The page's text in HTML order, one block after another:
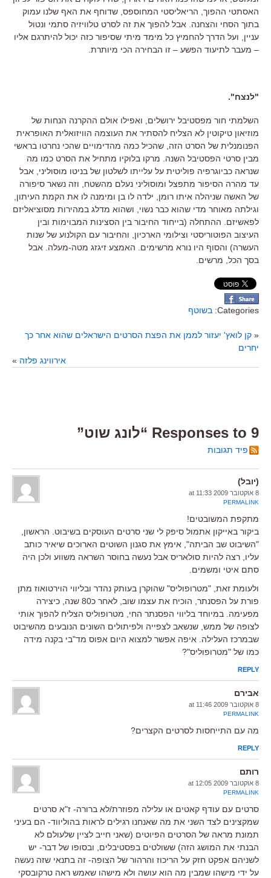
האסתטי ההפוך, הריאליסטי המחוספס, שדוחף את האף שלנו עמוק
בתוך הסחי והצחנה. אבל להפוך את זה לסרט טלוויזיה סתמי ונטול
עניין, ועל הדרך להחמיץ כל מימד מיתי שסיפור כזה יכול להיתרגם אליו
– מעבר לתיעוד הפשע – זו הבחירה הכי מיותרת.
"לנצח".
השלמתי חור מפסטיבל ירושלים, ואפילו אולם ההקרנה הנחות של
מוזיאון טיקוטין לא הצליח להסתיר את העוצמה הוויזואלית האופראית
הפנומנלית של הסרט הזה, שהכיל כמה מהדימויים שהכי נחרטו בראשי
מבין סרטי הפסטיבל השנה. מרקו בלוקיו מתחיל את הסרט כמו מה
שנראה כביוגרפיה פוליטית על עלייתו לשלטון של בניטו מוסוליני, אבל
עד מהרה הסיפור מתפצל ומוסוליני נעלם מהשטח, וזה נשאר סיפורה
של האשה שניהלה איתו רומן, ילדה לו בן ומימנה לו את הקמת העיתון,
וגילתה מאוחר מדי שהוא כבר נשוי, ושהוא מדלג במהירות מסוציאליזם
לפאשיזם. ההתחלה (בייחוד החיבור בין הסצינות המבוימות ובין
העיצוב הפוטוריסטי וצילומי הארכיון, והחיבור עם הקולנוע של שנות
העשרה) והסוף היו נורא מרשימים. האמצע זיגזג מטה-מעלה. אבל
בסך הכל, מרשים.
Categories: בשוטף
« קן לואץ' יעזור לממן את הפצת הסרטים הישראלים שהוא אחר כך
יחרים
אירווינג פלזה »
9 Responses to “לונג שוט”
פיד תגובות
(יובל)
8 אוקטובר 2009 at 11:33
PERMALINK
מתקפת המשובטים!
ביקור באייקון אתמול סיפק לי שני סרטים העוסקים בשיבוט. הראשון,
"השיבוט שב הביתה", אימץ את סגנון השוטים הארוכים שיאיר כותב
עליו, רצה להיות סולאריס אבל נעשה בחוסר השראה משווע ולכן היה
סתם איטי ומשמים.
ולעומת זאת, "מטרופוליס" שהוקרן בעותק נהדר ובליווי הוירטואוז מתן
פורת על הפסנתר, הוכיח את עצמו שוב, לאחר כ80 שנה, כיצירה
מפעימה. במיוחד בליווי הפסנתר החי, מטרופוליס הצליח להפוך אותי
לצופה של ממש, שנשאב לצפייה ולפיתולים השונים הנובעים מהשיבוט
שבמרכז העלילה. איפה אפשר למצוא היום אפוס מד"בי בקנה מידה
כמו של "מטרופוליס"?
REPLY
אבירם
8 אוקטובר 2009 at 11:46
PERMALINK
מה עם התייחסות לסרטים הקצרים?
REPLY
רותם
8 אוקטובר 2009 at 12:05
PERMALINK
סרטים עם עודף קאטים או עלילה מפוזרת/לא ברורה- ז"א סרטים
שמקצינים לצד השני את מה שאנחנו רגילים לראות בהוליווד- הם בעיני
תמונת מראה של הסרטים הפיוטים (שאני חייב לציין שלעולם לא
הבנתי את המושג הזה) ששולטים בפסטיבלים, ובסופו של דבר- יש
לשניהם אפקט חזק על הריכוז והרהור של הצופה- זה בתנאי שזה נעשה
על ידי מישהו שמבין מה הוא עושה ולא מישהו שאמש ראה טרקובסקי